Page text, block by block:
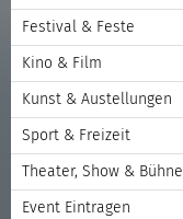
Festival & Feste
Kino & Film
Kunst & Austellungen
Sport & Freizeit
Theater, Show & Bühne
Event Eintragen